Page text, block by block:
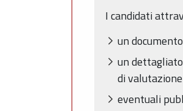
I candidati
un
un
di
eventuali